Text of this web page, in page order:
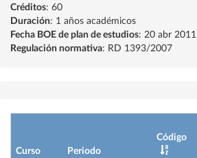
Créditos: 60
Duración: 1 años académicos
Fecha BOE de plan de estudios: 20 abr 2011
Regulación normativa: RD 1393/2007
Curso Periodo
Código